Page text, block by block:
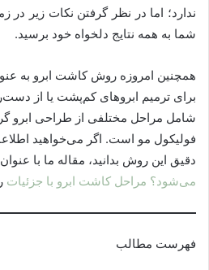
ندارد؛ اما در نظر گرفتن نکات زیر
شما به همه نتایج دلخواه خود برسید.
همچنین امروزه روش کاشت ابرو به
برای ترمیم ابروهای کم‌پشت یا از
شامل مراحل مختلفی از طراحی ابرو
فولیکول مو است. اگر می‌خواهید
دقیق این روش بدانید، مقاله ما با عنوان
می‌شود؟ مراحل کاشت ابرو با جزئیات
فهرست مطالب